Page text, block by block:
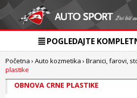
POGLEDAJTE
Početna ›Auto kozmetika ›Branici, farovi,
plastike
OBNOVA CRNE PLASTIKE